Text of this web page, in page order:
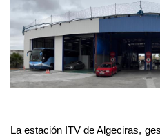
La estación ITV de Algeciras,